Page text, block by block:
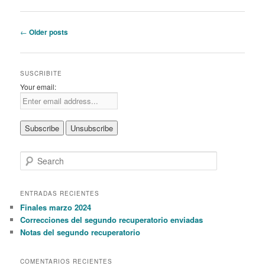
Post
← Older posts
SUSCRIBITE
Your email:
e
r
h
ENTRADAS RECIENTES
Finales marzo 2024
Correcciones del segundo recuperatorio enviadas
Notas del segundo recuperatorio
COMENTARIOS RECIENTES